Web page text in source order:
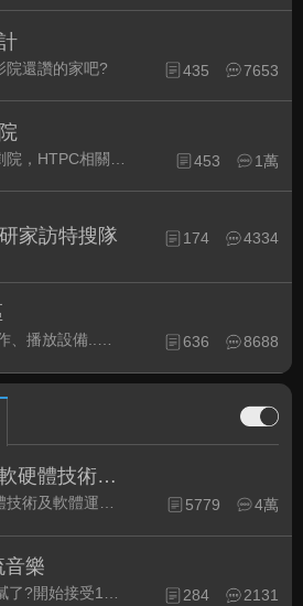
院還讚的家吧? 435 7653
453 1萬
家訪特搜隊 174 4334
3D影片拍攝製作、播放設備..等相關討論 636 8688
HTPC 相關軟硬體技術及運用
5779 4萬
音樂
284 2131